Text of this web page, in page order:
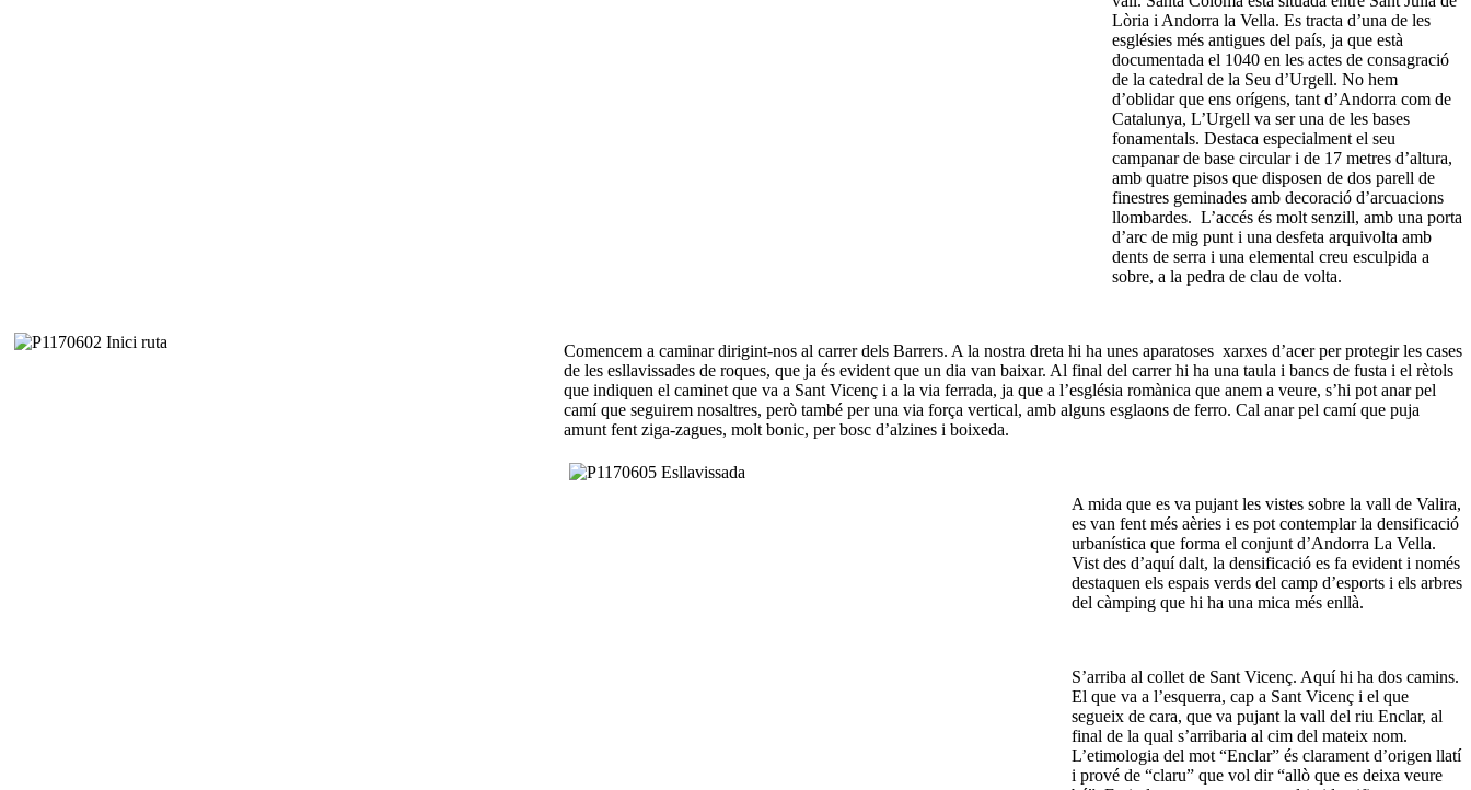
Lòria i Andorra la Vella. Es tracta d’una de les
esglésies més antigues del país, ja que està
documentada el 1040 en les actes de consagració
de la catedral de la Seu d’Urgell. No hem
d’oblidar que ens orígens, tant d’Andorra com de
Catalunya, L’Urgell va ser una de les bases
fonamentals. Destaca especialment el seu
campanar de base circular i de 17 metres d’altura,
amb quatre pisos que disposen de dos parell de
finestres geminades amb decoració d’arcuacions
llombardes. L’accés és molt senzill, amb una porta
d’arc de mig punt i una desfeta arquivolta amb
dents de serra i una elemental creu esculpida a
sobre, a la pedra de clau de volta.
Comencem a caminar dirigint-nos al carrer dels Barrers. A la nostra dreta hi ha unes aparatoses xarxes d’acer per protegir les cases
de les esllavissades de roques, que ja és evident que un dia van baixar. Al final del carrer hi ha una taula i bancs de fusta i el rètols
que indiquen el caminet que va a Sant Vicenç i a la via ferrada, ja que a l’església romànica que anem a veure, s’hi pot anar pel
camí que seguirem nosaltres, però també per una via força vertical, amb alguns esglaons de ferro. Cal anar pel camí que puja
amunt fent ziga-zagues, molt bonic, per bosc d’alzines i boixeda.
A mida que es va pujant les vistes sobre la vall de Valira,
es van fent més aèries i es pot contemplar la densificació
urbanística que forma el conjunt d’Andorra La Vella.
Vist des d’aquí dalt, la densificació es fa evident i només
destaquen els espais verds del camp d’esports i els arbres
del càmping que hi ha una mica més enllà.
S’arriba al collet de Sant Vicenç. Aquí hi ha dos camins.
El que va a l’esquerra, cap a Sant Vicenç i el que
segueix de cara, que va pujant la vall del riu Enclar, al
final de la qual s’arribaria al cim del mateix nom.
L’etimologia del mot “Enclar” és clarament d’origen llatí
i prové de “claru” que vol dir “allò que es deixa veure